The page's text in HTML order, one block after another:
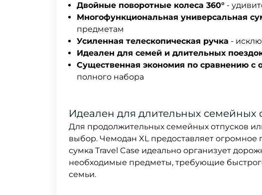
Двойные поворотные колеса 360° -
Многофункциональная универсальная
предметам
Усиленная телескопическая ручка -
Идеален для семей и длительных
Существенная экономия по сравнению с
полного набора
Идеален для длительных семейных
Для продолжительных семейных отпусков
выбор. Чемодан XL предоставляет огромное
сумка Travel Case идеально организует
необходимые предметы, требующие
семьи.